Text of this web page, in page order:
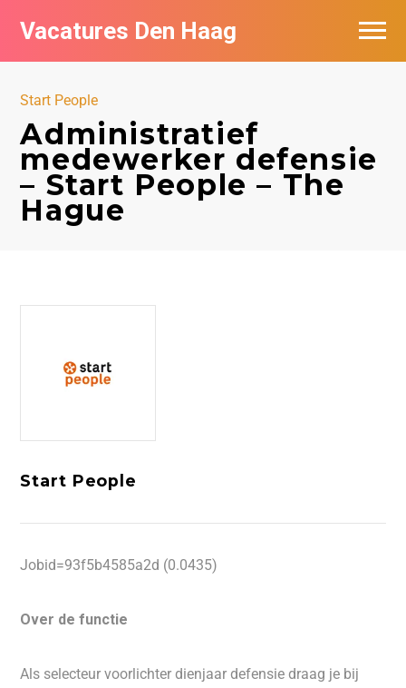
Vacatures Den Haag
Start People
Administratief
medewerker defensie
– Start People – The
Hague
Start People
Jobid=93f5b4585a2d (0.0435)
Over de functie
Als selecteur voorlichter dienjaar defensie draag je bij
Vacatures per bedrijf in Den Haag
Populair